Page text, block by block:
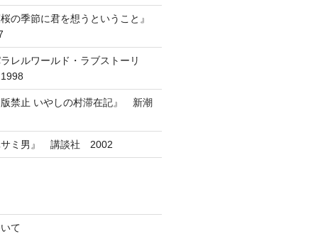
の季節に君を想うということ』
レルワールド・ラブストーリ
禁止 いやしの村滞在記』 新潮
ミ男』 講談社 2002
て